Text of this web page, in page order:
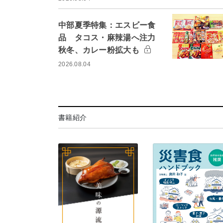
中部夏季特集：エスビー食
品 タコス・麻辣湯へ注力
秋冬、カレー粉拡大も
2026.08.04
書籍紹介